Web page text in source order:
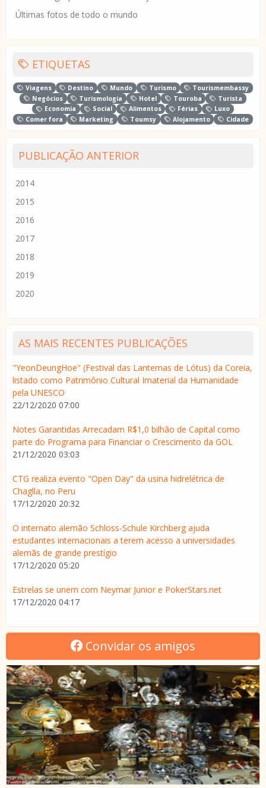
Últimas fotos de todo o mundo
ETIQUETAS
Viagens Destino Mundo Turismo
Tourismembassy
Negócios
Turismologia Hotel Touroba
Turista
Economia
Social Alimentos Férias
Luxo
Comer fora
Marketing Toumsy Alojamento Cidade
PUBLICAÇÃO ANTERIOR
2014
2015
2016
2017
2018
2019
2020
AS MAIS RECENTES PUBLICAÇÕES
"YeonDeungHoe" (Festival das Lanternas de Lótus) da Coreia,
listado como Patrimônio Cultural Imaterial da Humanidade
pela UNESCO
22/12/2020 07:00
Notes Garantidas Arrecadam R$1,0 bilhão de Capital como
parte do Programa para Financiar o Crescimento da GOL
21/12/2020 03:03
CTG realiza evento "Open Day" da usina hidrelétrica de
Chaglla, no Peru
17/12/2020 20:32
O internato alemão Schloss-Schule Kirchberg ajuda
estudantes internacionais a terem acesso a universidades
alemãs de grande prestígio
17/12/2020 05:20
Estrelas se unem com Neymar Junior e PokerStars.net
17/12/2020 04:17
Convidar os amigos